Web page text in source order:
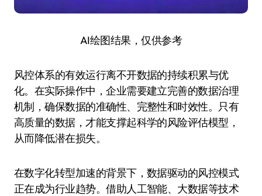
AI绘图结果，仅供参考
风控体系的有效运行离不开数据的持续积累与优
化。在实际操作中，企业需要建立完善的数据治理
机制，确保数据的准确性、完整性和时效性。只有
高质量的数据，才能支撑起科学的风险评估模型，
从而降低潜在损失。
在数字化转型加速的背景下，数据驱动的风控模式
正在成为行业趋势。借助人工智能、大数据等技术